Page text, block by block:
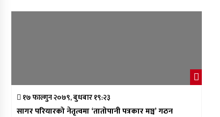
१७ फाल्गुन २०७९, बुधबार १९:२३
सागर परियारको नेतृत्वमा ‘तातोपानी पत्रकार मञ्च’ गठन